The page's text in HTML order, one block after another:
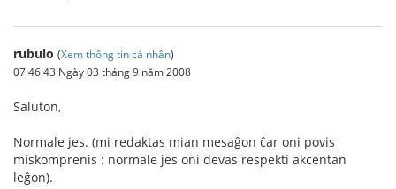
rubulo (Xem thông tin cá nhân)
07:46:43 Ngày 03 tháng 9 năm 2008
Saluton,
Normale jes. (mi redaktas mian mesaĝon ĉar oni povis
miskomprenis : normale jes oni devas respekti akcentan
leĝon).